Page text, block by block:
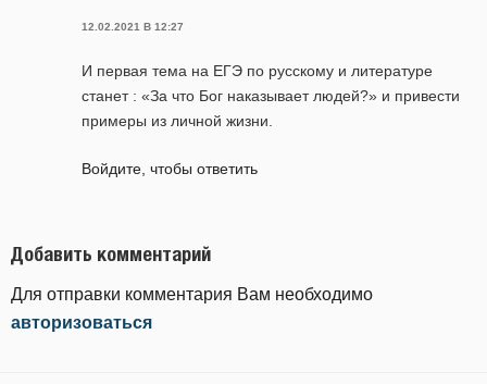
12.02.2021 В 12:27
И первая тема на ЕГЭ по русскому и литературе
станет : «За что Бог наказывает людей?» и привести
примеры из личной жизни.
Войдите, чтобы ответить
Добавить комментарий
Для отправки комментария Вам необходимо
авторизоваться